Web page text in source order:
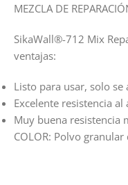
MEZCLA DE
SikaWall®-712 Mix
ventajas:
Listo para usar, solo se
Excelente resistencia
Muy buena resistencia
COLOR: Polvo